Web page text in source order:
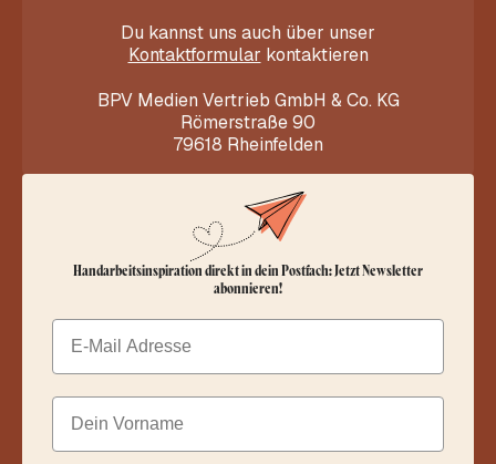
Du kannst uns auch über unser
Kontaktformular kontaktieren
BPV Medien Vertrieb GmbH & Co. KG
Römerstraße 90
79618 Rheinfelden
Handarbeitsinspiration direkt in dein Postfach: Jetzt Newsletter
abonnieren!
Email
Dein Vorname